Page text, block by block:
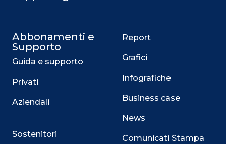
Abbonamenti e
Supporto
Guida e supporto
Privati
Aziendali
Sostenitori
Report
Grafici
Infografiche
Business case
News
Comunicati Stampa